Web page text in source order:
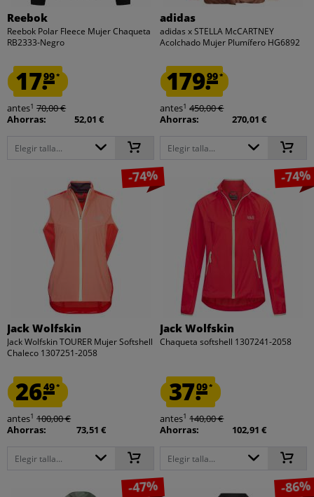
Reebok
Reebok Polar Fleece Mujer Chaqueta
RB2333-Negro
17.99*
antes1 70,00 €
Ahorras:
52,01 €
Elegir talla...
adidas
adidas x STELLA McCARTNEY
Acolchado Mujer Plumífero HG6892
179.99*
antes1 450,00 €
Ahorras:
270,01 €
Elegir talla...
-74%
Jack Wolfskin
Jack Wolfskin TOURER Mujer Softshell
Chaleco 1307251-2058
26.49*
antes1 100,00 €
Ahorras:
73,51 €
Elegir talla...
-74%
Jack Wolfskin
Chaqueta softshell 1307241-2058
37.09*
antes1 140,00 €
Ahorras:
102,91 €
Elegir talla...
-47% -86%